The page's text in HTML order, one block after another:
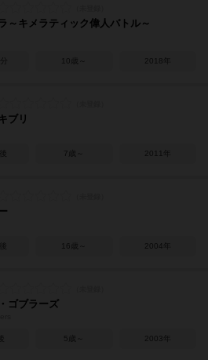
～キメラティック偉人バトル～
10歳～ 2018年
ブリ
7歳～ 2011年
16歳～ 2004年
ゴブラーズ
5歳～ 2003年